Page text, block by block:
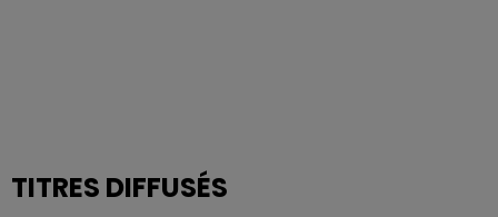
TITRES DIFFUSÉS